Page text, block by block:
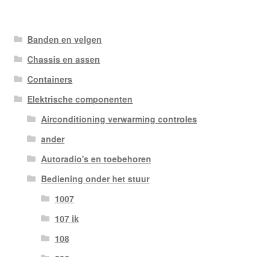
Banden en velgen
Chassis en assen
Containers
Elektrische componenten
Airconditioning verwarming controles
ander
Autoradio's en toebehoren
Bediening onder het stuur
1007
107 ik
108